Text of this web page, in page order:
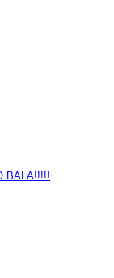
BALA!!!!!